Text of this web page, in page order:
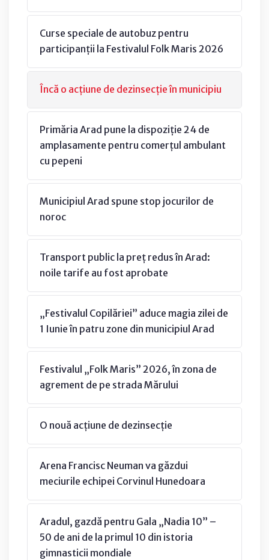
Curse speciale de autobuz pentru
participanții la Festivalul Folk Maris 2026
Încă o acțiune de dezinsecție în municipiu
Primăria Arad pune la dispoziție 24 de
amplasamente pentru comerțul ambulant
cu pepeni
Municipiul Arad spune stop jocurilor de
noroc
Transport public la preț redus în Arad:
noile tarife au fost aprobate
„Festivalul Copilăriei” aduce magia zilei de
1 Iunie în patru zone din municipiul Arad
Festivalul „Folk Maris” 2026, în zona de
agrement de pe strada Mărului
O nouă acțiune de dezinsecție
Arena Francisc Neuman va găzdui
meciurile echipei Corvinul Hunedoara
Aradul, gazdă pentru Gala „Nadia 10” –
50 de ani de la primul 10 din istoria
gimnasticii mondiale